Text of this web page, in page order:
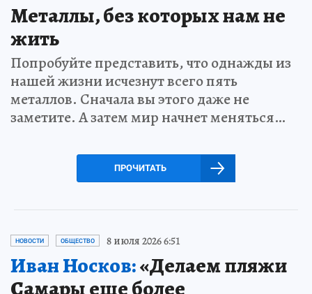
Металлы, без которых нам не
жить
Попробуйте представить, что однажды из
нашей жизни исчезнут всего пять
металлов. Сначала вы этого даже не
заметите. А затем мир начнет меняться…
ПРОЧИТАТЬ
НОВОСТИ ОБЩЕСТВО 8 июля 2026 6:51
Иван Носков:«Делаем пляжи
Самары еще более